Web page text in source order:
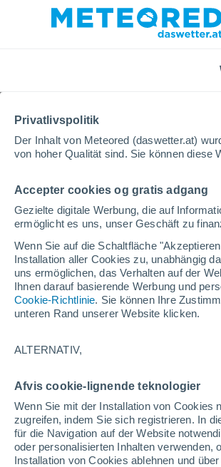
Privatlivspolitik
Der Inhalt von Meteored (daswetter.at)
von hoher Qualität sind. Sie können diese
Accepter cookies og gratis adgang
Gezielte digitale Werbung, die auf
ermöglicht es uns, unser Geschäft zu
Wenn Sie auf die Schaltfläche
Installation aller Cookies zu, unabhängig
uns ermöglichen, das Verhalten auf der
Ihnen darauf basierende Werbung und
Cookie-Richtlinie. Sie können Ihre
unteren Rand unserer Website klicken.
ALTERNATIV,
Afvis cookie-lignende teknologier
Wenn Sie mit der Installation von Cookies
zugreifen, indem Sie sich registrieren. In
für die Navigation auf der Website
oder personalisierten Inhalten verwenden,
Installation von Cookies ablehnen und
Home Chile Metropolregion
Wetter für
Heute, 7. August